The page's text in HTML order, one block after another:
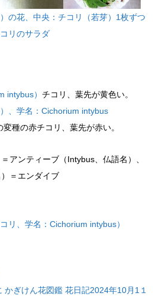
の花、中央：チコリ（若芽）1枚ずつ
リのサラダ
intybus） チコリ、葉先が黄色い。
、学名：Cichorium intybus
変種の赤チコリ、葉先が赤い。
アンティーブ（Intybus、仏語名）、
＝エンダイブ
リ、学名：Cichorium intybus）
かぎけん花図鑑 花日記2024年10月1１